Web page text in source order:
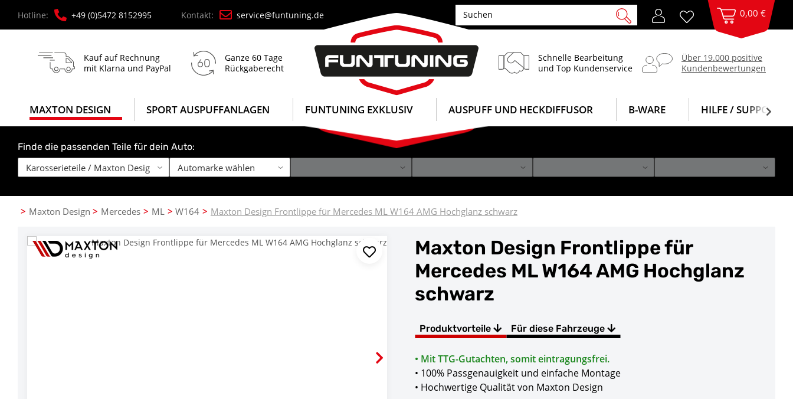
Hotline: +49 (0)5472 8152995 Kontakt: service@funtuning.de 0,00 €
Kauf auf Rechnung
mit Klarna und PayPal
Ganze 60 Tage
Rückgaberecht
Schnelle Bearbeitung
und Top Kundenservice
Über 19.000 positive
Kundenbewertungen
MAXTON DESIGN SPORT AUSPUFFANLAGEN FUNTUNING EXKLUSIV AUSPUFF UND HECKDIFFUSOR B-WARE HILFE / SUPPORT
Finde die passenden Teile für dein Auto:
Maxton Design Mercedes ML W164 Maxton Design Frontlippe für Mercedes ML W164 AMG Hochglanz schwarz
Maxton Design Frontlippe für
Mercedes ML W164 AMG Hochglanz
schwarz
Produktvorteile Für diese Fahrzeuge
• Mit TTG-Gutachten, somit eintragungsfrei.
• 100% Passgenauigkeit und einfache Montage
• Hochwertige Qualität von Maxton Design